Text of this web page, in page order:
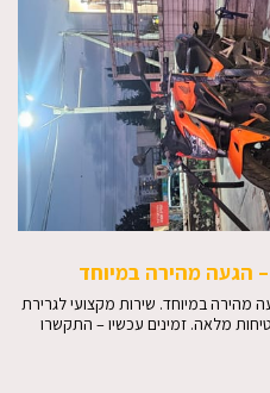
הגעה מהירה במיוחד
בפתח תקווה 24/7 עם הגעה מהירה במיוחד. שירות מקצועי לגרירת
מלאה. זמינים עכשיו – התקשרו